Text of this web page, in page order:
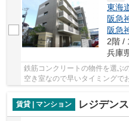
東海
阪急
阪急
2階 /
兵庫
鉄筋コンクリートの物件を選ぶ
空き室なので早いタイミングで
賃貸 | マンション
レジデン